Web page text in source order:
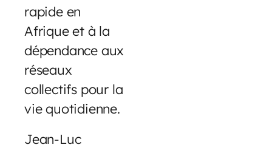
rapide en
Afrique et à la
dépendance aux
réseaux
collectifs pour la
vie quotidienne.
Jean-Luc